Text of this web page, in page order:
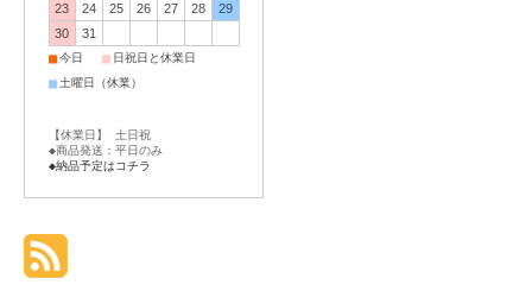
23
24 25 26 27 28
29
30
31
■今日 ■ 日祝日と休業日
■ 土曜日（休業）
【休業日】 土日祝
◆商品発送：平日のみ
◆納品予定はコチラ